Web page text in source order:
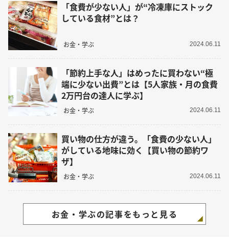
「食費が少ない人」が“冷凍庫にストック
している食材”とは？
お金・学ぶ 2024.06.11
「節約上手な人」はめったに買わない“極
端に少ない出費”とは【5人家族・月の食費
2万円台の達人に学ぶ】
お金・学ぶ 2024.06.11
買い物の仕方が違う。「食費の少ない人」
がしている地味に効く【買い物の節約ワ
ザ】
お金・学ぶ 2024.06.11
お金・学ぶの記事をもっと見る